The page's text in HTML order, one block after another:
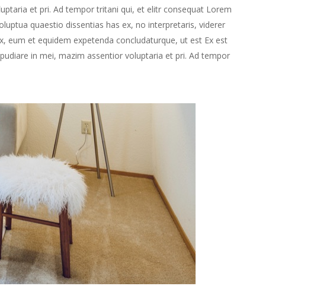
et pri. Ad tempor tritani qui, et elitr consequat Lorem
quaestio dissentias has ex, no interpretaris, viderer
eum et equidem expetenda concludaturque, ut est Ex est
in mei, mazim assentior voluptaria et pri. Ad tempor